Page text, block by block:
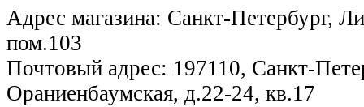
Адрес магазина: Санкт-Петербург,
пом.103
Почтовый адрес: 197110, Санкт-
Ораниенбаумская, д.22-24, кв.17